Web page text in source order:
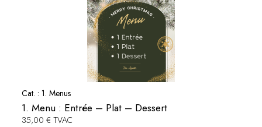
Cat. : 1. Menus
1. Menu : Entrée – Plat – Dessert
35,00 € TVAC